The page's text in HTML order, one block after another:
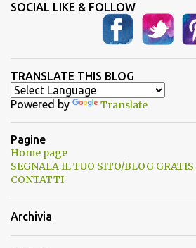
SOCIAL LIKE & FOLLOW
TRANSLATE THIS BLOG
Powered by Translate
Pagine
Home page
SEGNALA IL TUO SITO/BLOG GRATIS
CONTATTI
Archivia